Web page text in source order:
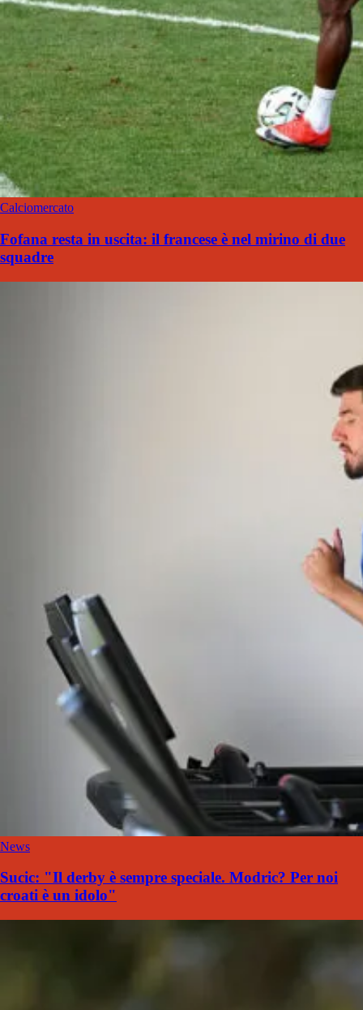
Calciomercato
Fofana resta in uscita: il francese è nel mirino di due
squadre
News
Sucic: "Il derby è sempre speciale. Modric? Per noi
croati è un idolo"